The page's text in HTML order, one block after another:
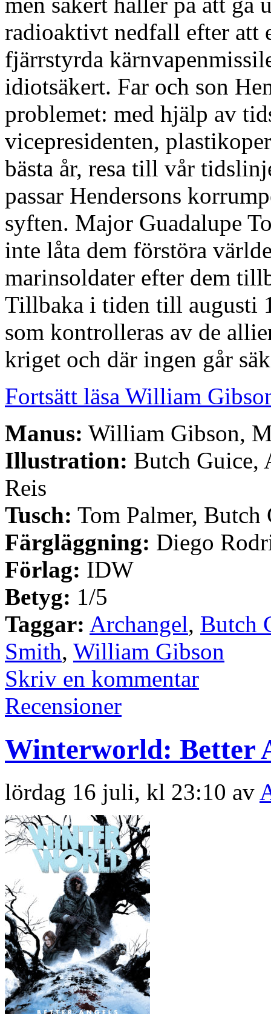
radioaktivt nedfall efter att
fjärrstyrda
idiotsäkert. Far och son
problemet: med hjälp av
vicepresidenten,
bästa år, resa till vår
passar Hendersons
syften. Major Guadalupe
inte låta dem förstöra
marinsoldater efter dem
Tillbaka i tiden till augusti
som kontrolleras av de
kriget och där ingen går
Fortsätt läsa William
Manus: William Gibson,
Illustration: Butch Guice,
Reis
Tusch: Tom Palmer, Butch
Färgläggning: Diego
Förlag: IDW
Betyg: 1/5
Taggar: Archangel, Butch
Smith, William Gibson
Skriv en kommentar
Recensioner
Winterworld: Better
lördag 16 juli, kl 23:10 av